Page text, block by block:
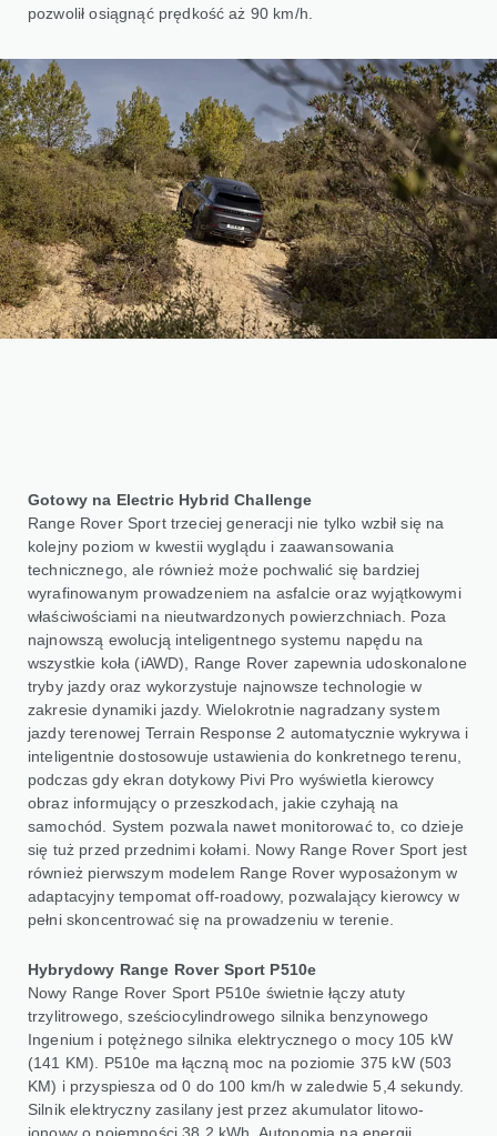
pozwolił osiągnąć prędkość aż 90 km/h.
Gotowy na Electric Hybrid Challenge
Range Rover Sport trzeciej generacji nie tylko wzbił się na
kolejny poziom w kwestii wyglądu i zaawansowania
technicznego, ale również może pochwalić się bardziej
wyrafinowanym prowadzeniem na asfalcie oraz wyjątkowymi
właściwościami na nieutwardzonych powierzchniach. Poza
najnowszą ewolucją inteligentnego systemu napędu na
wszystkie koła (iAWD), Range Rover zapewnia udoskonalone
tryby jazdy oraz wykorzystuje najnowsze technologie w
zakresie dynamiki jazdy. Wielokrotnie nagradzany system
jazdy terenowej Terrain Response 2 automatycznie wykrywa i
inteligentnie dostosowuje ustawienia do konkretnego terenu,
podczas gdy ekran dotykowy Pivi Pro wyświetla kierowcy
obraz informujący o przeszkodach, jakie czyhają na
samochód. System pozwala nawet monitorować to, co dzieje
się tuż przed przednimi kołami. Nowy Range Rover Sport jest
również pierwszym modelem Range Rover wyposażonym w
adaptacyjny tempomat off-roadowy, pozwalający kierowcy w
pełni skoncentrować się na prowadzeniu w terenie.
Hybrydowy Range Rover Sport P510e
Nowy Range Rover Sport P510e świetnie łączy atuty
trzylitrowego, sześciocylindrowego silnika benzynowego
Ingenium i potężnego silnika elektrycznego o mocy 105 kW
(141 KM). P510e ma łączną moc na poziomie 375 kW (503
KM) i przyspiesza od 0 do 100 km/h w zaledwie 5,4 sekundy.
Silnik elektryczny zasilany jest przez akumulator litowo-
jonowy o pojemności 38,2 kWh. Autonomia na energii